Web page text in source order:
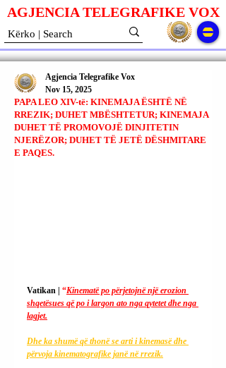
AGJENCIA TELEGRAFIKE VOX
PAPA LEO XIV-të: KINEMAJA ËSHTË NË
RREZIK; DUHET MBËSHTETUR; KINEMAJA
DUHET TË PROMOVOJË DINJITETIN
NJERËZOR; DUHET TË JETË DËSHMITARE
E PAQES.
Agjencia Telegrafike Vox
Nov 15, 2025
Vatikan | “Kinematë po përjetojnë një erozion
shqetësues që po i largon ato nga qytetet dhe nga
lagjet.
Dhe ka shumë që thonë se arti i kinemasë dhe
përvoja kinematografike janë në rrezik.